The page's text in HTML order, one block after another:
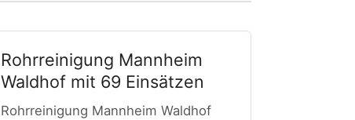
Rohrreinigung Mannheim
Waldhof mit 69 Einsätzen
Rohrreinigung Mannheim Waldhof